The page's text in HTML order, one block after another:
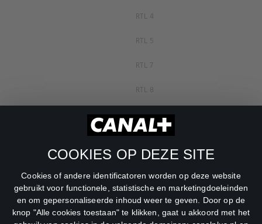
COOKIES OP DEZE SITE
Cookies of andere identificatoren worden op deze website
gebruikt voor functionele, statistische en marketingdoeleinden
en om gepersonaliseerde inhoud weer te geven. Door op de
knop "Alle cookies toestaan" te klikken, gaat u akkoord met het
RTL 4
RTL 5
RTL 7
RTL 8
RTL Z
SBS6
Net5
Veronica
DreamWorks Channel